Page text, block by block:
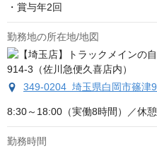
・賞与年2回
勤務地の所在地/地図
349-0204 埼玉県白岡市篠津
8:30～18:00（実働8時間）／休
勤務時間